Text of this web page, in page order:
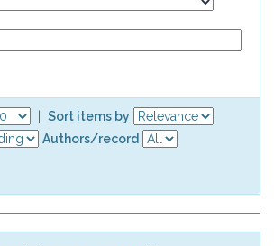
Sort items by
Authors/record